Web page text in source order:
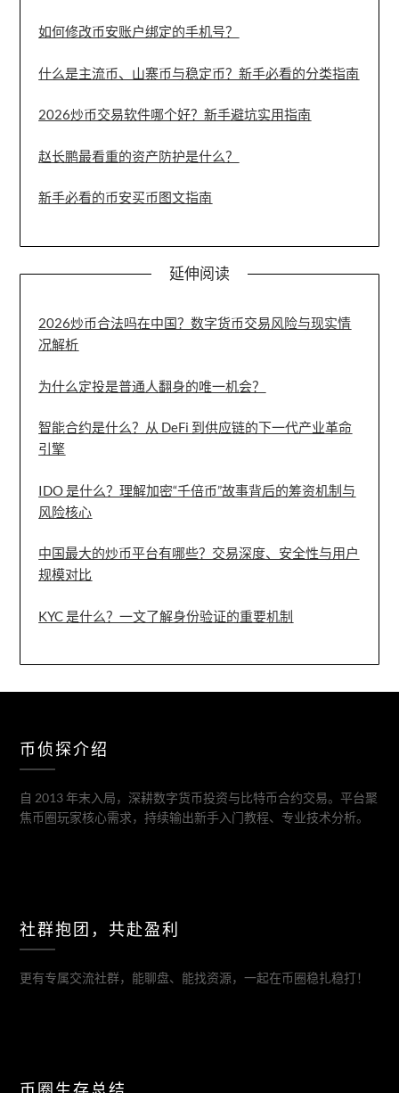
如何修改币安账户绑定的手机号？
什么是主流币、山寨币与稳定币？新手必看的分类指南
2026炒币交易软件哪个好？新手避坑实用指南
赵长鹏最看重的资产防护是什么？
新手必看的币安买币图文指南
延伸阅读
2026炒币合法吗在中国？数字货币交易风险与现实情
况解析
为什么定投是普通人翻身的唯一机会？
智能合约是什么？从 DeFi 到供应链的下一代产业革命
引擎
IDO 是什么？理解加密“千倍币”故事背后的筹资机制与
风险核心
中国最大的炒币平台有哪些？交易深度、安全性与用户
规模对比
KYC 是什么？一文了解身份验证的重要机制
币侦探介绍
自 2013 年末入局，深耕数字货币投资与比特币合约交易。平台聚
焦币圈玩家核心需求，持续输出新手入门教程、专业技术分析。
社群抱团，共赴盈利
更有专属交流社群，能聊盘、能找资源，一起在币圈稳扎稳打！